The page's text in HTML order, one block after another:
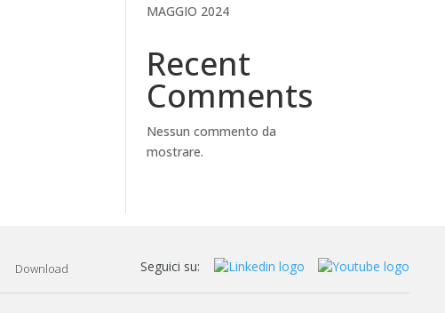
MAGGIO 2024
Recent
Comments
Nessun commento da
mostrare.
Download Seguici su: